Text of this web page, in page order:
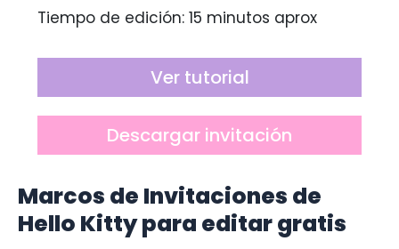
Tiempo de edición: 15 minutos aprox
Ver tutorial
Descargar invitación
Marcos de Invitaciones de
Hello Kittypara editar gratis